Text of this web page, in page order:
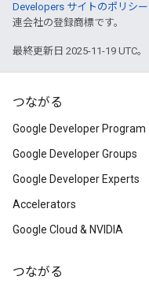
Developers サイトのポリシー
連会社の登録商標です。
最終更新日 2025-11-19 UTC。
つながる
Google Developer Program
Google Developer Groups
Google Developer Experts
Accelerators
Google Cloud & NVIDIA
つながる